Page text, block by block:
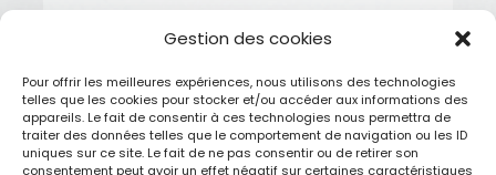
Gestion des cookies
Pour offrir les meilleures expériences, nous utilisons des technologies
telles que les cookies pour stocker et/ou accéder aux informations des
appareils. Le fait de consentir à ces technologies nous permettra de
traiter des données telles que le comportement de navigation ou les ID
uniques sur ce site. Le fait de ne pas consentir ou de retirer son
consentement peut avoir un effet négatif sur certaines caractéristiques